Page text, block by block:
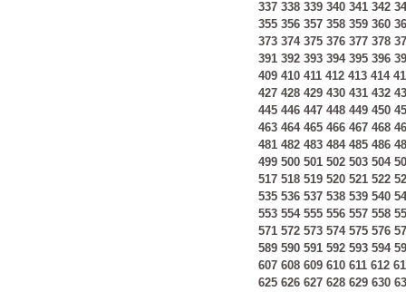
337 338 339 340 341 342
355 356 357 358 359 360
373 374 375 376 377 378
391 392 393 394 395 396
409 410 411 412 413 414
427 428 429 430 431 432
445 446 447 448 449 450
463 464 465 466 467 468
481 482 483 484 485 486
499 500 501 502 503 504
517 518 519 520 521 522
535 536 537 538 539 540
553 554 555 556 557 558
571 572 573 574 575 576
589 590 591 592 593 594
607 608 609 610 611 612
625 626 627 628 629 630